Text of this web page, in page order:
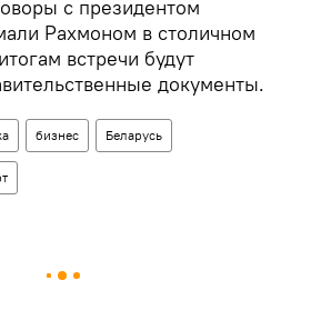
с президентом
Рахмоном в столичном
встречи будут
документы.
бизнес Беларусь